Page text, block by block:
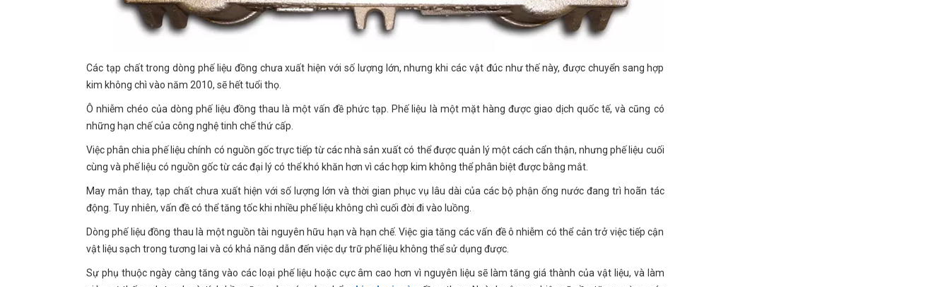
Các tạp chất trong dòng phế liệu đồng chưa xuất hiện với số lượng lớn, nhưng khi các vật đúc như thế này, được chuyển sang hợp
kim không chì vào năm 2010, sẽ hết tuổi thọ.
Ô nhiễm chéo của dòng phế liệu đồng thau là một vấn đề phức tạp. Phế liệu là một mặt hàng được giao dịch quốc tế, và cũng có
những hạn chế của công nghệ tinh chế thứ cấp.
Việc phân chia phế liệu chính có nguồn gốc trực tiếp từ các nhà sản xuất có thể được quản lý một cách cẩn thận, nhưng phế liệu cuối
cùng và phế liệu có nguồn gốc từ các đại lý có thể khó khăn hơn vì các hợp kim không thể phân biệt được bằng mắt.
May mắn thay, tạp chất chưa xuất hiện với số lượng lớn và thời gian phục vụ lâu dài của các bộ phận ống nước đang trì hoãn tác
động. Tuy nhiên, vấn đề có thể tăng tốc khi nhiều phế liệu không chì cuối đời đi vào luồng.
Dòng phế liệu đồng thau là một nguồn tài nguyên hữu hạn và hạn chế. Việc gia tăng các vấn đề ô nhiễm có thể cản trở việc tiếp cận
vật liệu sạch trong tương lai và có khả năng dẫn đến việc dự trữ phế liệu không thể sử dụng được.
Sự phụ thuộc ngày càng tăng vào các loại phế liệu hoặc cực âm cao hơn vì nguyên liệu sẽ làm tăng giá thành của vật liệu, và làm